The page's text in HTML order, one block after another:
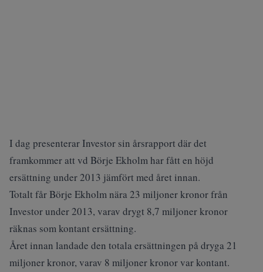
I dag presenterar Investor sin årsrapport där det
framkommer att vd Börje Ekholm har fått en höjd
ersättning under 2013 jämfört med året innan.
Totalt får Börje Ekholm nära 23 miljoner kronor från
Investor under 2013, varav drygt 8,7 miljoner kronor
räknas som kontant ersättning.
Året innan landade den totala ersättningen på dryga 21
miljoner kronor, varav 8 miljoner kronor var kontant.